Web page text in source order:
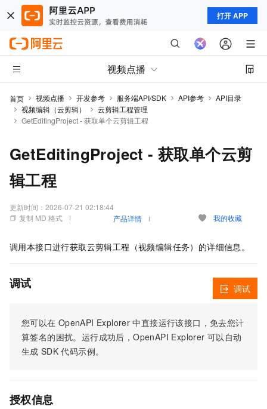
打开 APP
视频点播
首页 视频点播 开发参考 服务端API/SDK API参考
API目录
视频编辑（云剪辑）
云剪辑工程管理
GetEditingProject - 获取单个云剪辑工程
GetEditingProject - 获取单个云剪
辑工程
更新时间： 2026-07-21 02:18:44
复制 MD 格式
产品详情 我的收藏
调用本接口进行获取云剪辑工程（视频编辑任务）的详细信息。
调试
您可以在 OpenAPI Explorer 中直接运行该接口，免去您计
算签名的困扰。运行成功后，OpenAPI Explorer 可以自动
生成 SDK 代码示例。
调试
授权信息